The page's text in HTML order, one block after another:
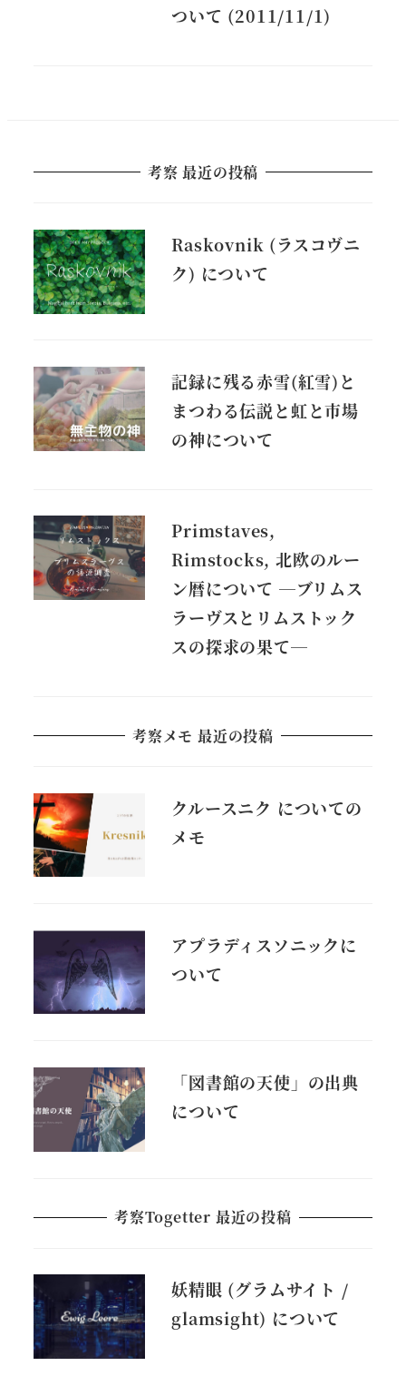
ついて (2011/11/1)
考察 最近の投稿
Raskovnik (ラスコヴニ
ク) について
記録に残る赤雪(紅雪)と
まつわる伝説と虹と市場
の神について
Primstaves,
Rimstocks, 北欧のルー
ン暦について ―ブリムス
ラーヴスとリムストック
スの探求の果て―
考察メモ 最近の投稿
クルースニク についての
メモ
アプラディスソニックに
ついて
「図書館の天使」の出典
について
考察Togetter 最近の投稿
妖精眼 (グラムサイト /
glamsight) について